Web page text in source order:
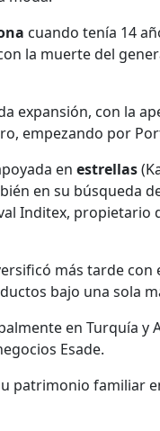
cuando tenía 14
la muerte del
expansión, con la
empezando por
en estrellas
en su búsqueda
Inditex, propietario
más tarde con
bajo una sola
en Turquía y
Esade.
patrimonio familiar